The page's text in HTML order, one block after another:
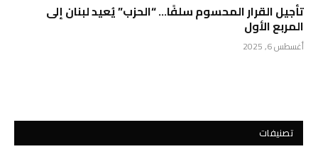
تأجيل القرار المحسوم سلفًا… “الحزب” يُعيد لبنان إلى
المربع الأول
أغسطس 6, 2025
تصنيفات